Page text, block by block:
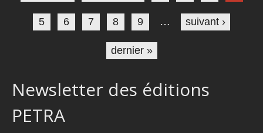
5 6 7 8 9 … suivant ›
dernier »
Newsletter des éditions
PETRA